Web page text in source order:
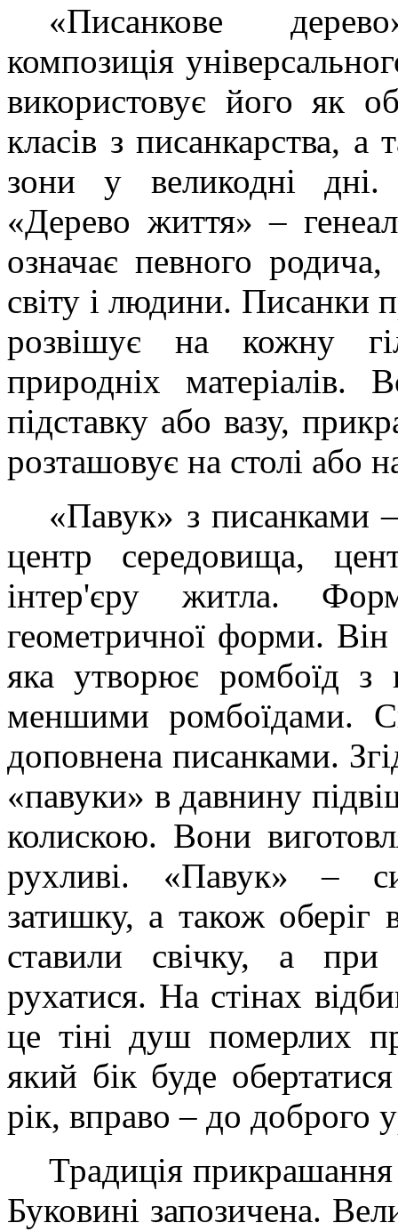
«Писанкове
композиція
використовує його як
класів з писанкарства,
зони у великодні дні.
«Дерево життя» –
означає певного
світу і людини. Писанки
розвішує на кожну
природніх
підставку або вазу,
розташовує на столі або
«Павук» з писанками
центр середовища,
інтер'єру житла.
геометричної форми. Він
яка утворює ромбоїд з
меншими ромбоїдами.
доповнена писанками.
«павуки» в давнину
колискою. Вони
рухливі. «Павук» –
затишку, а також оберіг
ставили свічку, а при
рухатися. На стінах
це тіні душ померлих
який бік буде
рік, вправо – до доброго
Традиція
Буковині запозичена.